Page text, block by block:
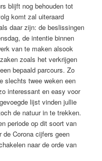
blijft nog behouden tot
komt zal uiteraard
daar zijn: de beslissingen
de intentie binnen
van te maken alsook
zoals het verkrijgen
bepaald parcours. Zo
slechts twee weken een
interessant en easy voor
lijst vinden jullie
de natuur in te trekken.
periode op dit soort van
de Corona cijfers geen
naar de orde van